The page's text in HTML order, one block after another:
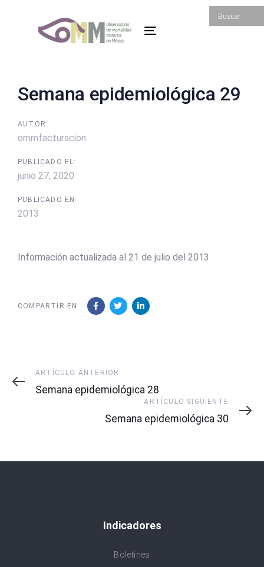
content
Toggle
Semana epidemiológica 29
AUTOR:
ommfacturacion
PUBLICADO EL:
junio 27, 2020
PUBLICADO EN:
2013
Información actualizada al 21 de julio del 2013
COMPARTIR EN:
Post
navigation
Artículo
Anterior
ARTÍCULO ANTERIOR
Semana epidemiológica 28
Siguiente
ARTÍCULO SIGUIENTE
Semana epidemiológica 30
Indicadores
Boletines